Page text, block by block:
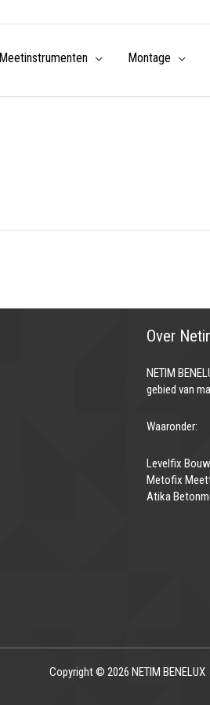
Meetinstrumenten Montage
Over
NETIM
gebied van
Waaronder:
Levelfix
Metofix
Atika
Copyright © 2026 NETIM BENELUX